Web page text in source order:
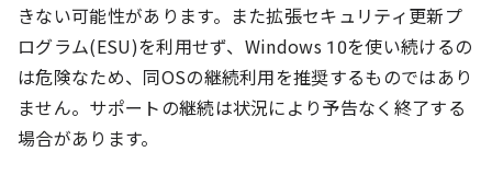
きない可能性があります。また拡張セキュリティ更新プ
ログラム(ESU)を利用せず、Windows 10を使い続けるの
は危険なため、同OSの継続利用を推奨するものではあり
ません。サポートの継続は状況により予告なく終了する
場合があります。